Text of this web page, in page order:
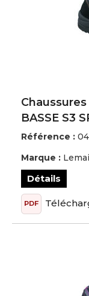
BASSE S3
Référence :
Marque :
Détails
PDF